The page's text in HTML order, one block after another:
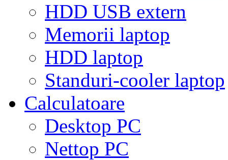
HDD USB extern
Memorii laptop
HDD laptop
Standuri-cooler laptop
Calculatoare
Desktop PC
Nettop PC